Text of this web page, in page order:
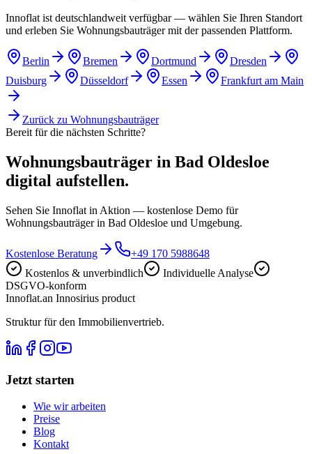
Innoflat ist deutschlandweit verfügbar — wählen Sie Ihren Standort
und erleben Sie Wohnungsbauträger mit der passenden Plattform.
Berlin Bremen Dortmund
Dresden
Duisburg
Düsseldorf Essen Frankfurt am Main
Zurück zu Wohnungsbauträger
Bereit für die nächsten Schritte?
Wohnungsbauträger in Bad Oldesloe
digital aufstellen.
Sehen Sie Innoflat in Aktion — kostenlose Demo für
Wohnungsbauträger in Bad Oldesloe und Umgebung.
Kostenlose Beratung
+49 170 5988648
Kostenlos & unverbindlich
Individuelle Analyse
DSGVO-konform
Innoflat.an Innosirius product
Struktur für den Immobilienvertrieb.
Jetzt starten
Wie wir arbeiten
Preise
Blog
Kontakt